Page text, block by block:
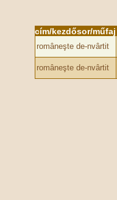
cím/kezdősor/műfaj
româneşte de-nvârtit
româneşte de-nvârtit